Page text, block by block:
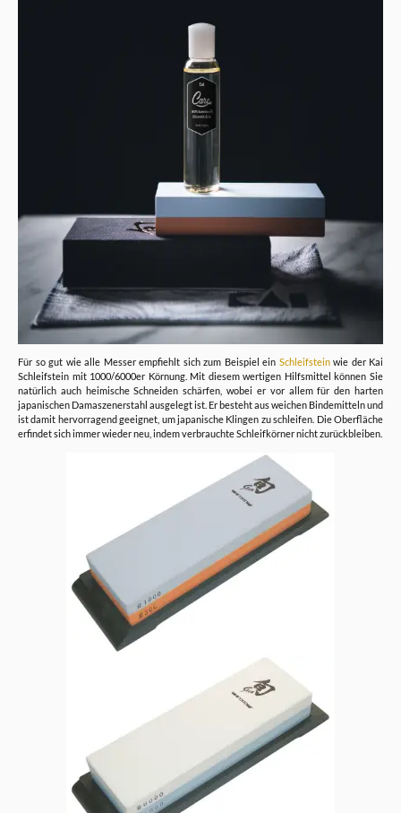
Für so gut wie alle Messer empfiehlt sich zum Beispiel ein Schleifsteinwie der Kai
Schleifstein mit 1000/6000er Körnung. Mit diesem wertigen Hilfsmittel können Sie
natürlich auch heimische Schneiden schärfen, wobei er vor allem für den harten
japanischen Damaszenerstahl ausgelegt ist. Er besteht aus weichen Bindemitteln und
ist damit hervorragend geeignet, um japanische Klingen zu schleifen. Die Oberfläche
erfindet sich immer wieder neu, indem verbrauchte Schleifkörner nicht zurückbleiben.